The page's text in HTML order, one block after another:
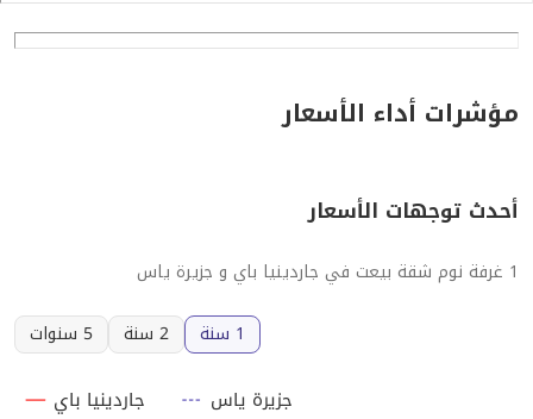
مؤشرات أداء الأسعار
أحدث توجهات الأسعار
1 غرفة نوم شقة بيعت في جاردينيا باي و جزيرة ياس
1 سنة
2 سنة 5 سنوات
جاردينيا باي جزيرة ياس